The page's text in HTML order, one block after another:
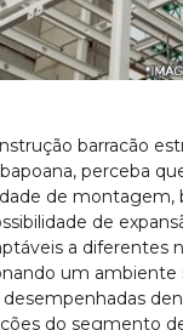
barracão
perceba
de montagem,
de
a diferentes
um
desempenhadas
do segmento